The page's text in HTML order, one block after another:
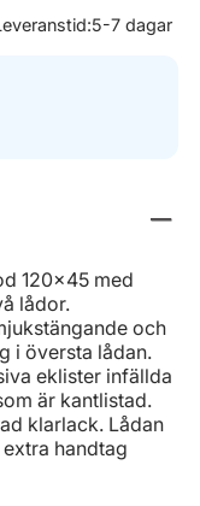
5-7 dagar
120x45 med
lådor.
och
i översta lådan.
eklister infällda
är kantlistad.
klarlack. Lådan
handtag